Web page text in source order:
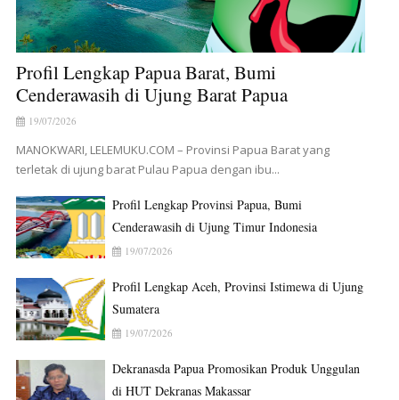
Profil Lengkap Papua Barat, Bumi
Cenderawasih di Ujung Barat Papua
19/07/2026
MANOKWARI, LELEMUKU.COM – Provinsi Papua Barat yang
terletak di ujung barat Pulau Papua dengan ibu...
Profil Lengkap Provinsi Papua, Bumi
Cenderawasih di Ujung Timur Indonesia
19/07/2026
Profil Lengkap Aceh, Provinsi Istimewa di Ujung
Sumatera
19/07/2026
Dekranasda Papua Promosikan Produk Unggulan
di HUT Dekranas Makassar